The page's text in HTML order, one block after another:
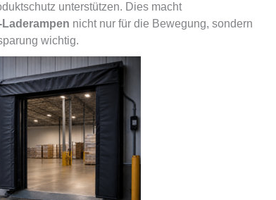
unterstützen. Dies macht
nicht nur für die Bewegung, sondern
wichtig.